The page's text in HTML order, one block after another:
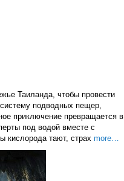
Таиланда, чтобы провести
подводных пещер,
приключение превращается в
под водой вместе с
кислорода тают, страх more…